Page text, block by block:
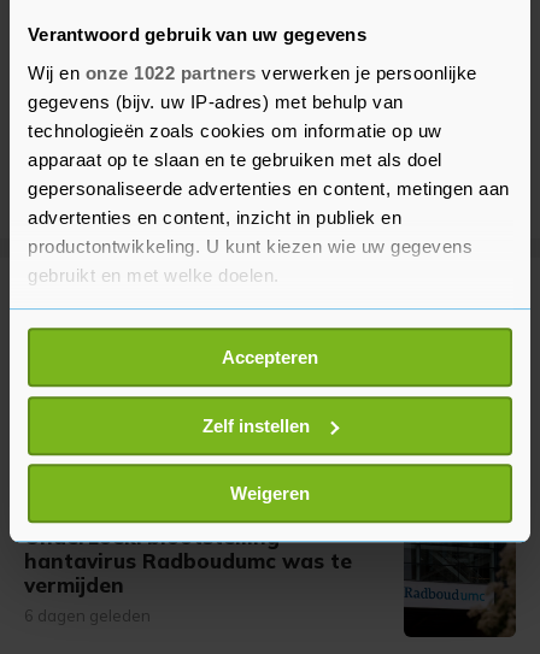
Verantwoord gebruik van uw gegevens
Wij en onze 1022 partners verwerken je persoonlijke
gegevens (bijv. uw IP-adres) met behulp van
technologieën zoals cookies om informatie op uw
apparaat op te slaan en te gebruiken met als doel
gepersonaliseerde advertenties en content, metingen aan
advertenties en content, inzicht in publiek en
productontwikkeling. U kunt kiezen wie uw gegevens
gebruikt en met welke doelen.
Als u het toestaat, willen we ook graag:
Informatie verzamelen over uw geografische
locatie, die tot een paar meter nauwkeurig kan zijn
Uw apparaat identificeren door het actief te
scannen op specifieke eigenschappen (fingerprinting)
Lees meer over hoe uw persoonlijke gegevens worden
verwerkt en stel uw voorkeuren in het
U kunt uw toestemming op elk moment wijzigen of
intrekken in de Cookieverklaring.
Met cookies werkt onze website beter en wordt jouw
Accepteren
Zelf instellen
Weigeren
Meer uit Gezond
DNA-test in Erasmus MC tegen
4 dagen geleden
Onderzoek: blootstelling
hantavirus Radboudumc was te
vermijden
6 dagen geleden